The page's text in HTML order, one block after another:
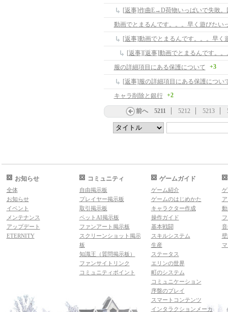
[返事]作曲E→D荷物いっぱいで失敗。
動画でとまるんです。。。早く遊びたい
[返事]動画でとまるんです。。。早く
服の詳細項目にある保護について +3
[返事]服の詳細項目にある保護につい
キャラ削除と銀行
+2
前へ 5211 5212 5213
お知らせ
全体
お知らせ
イベント
メンテナンス
アップデート
ETERNITY
コミュニティ
自由掲示板
プレイヤー掲示板
取引掲示板
ペットAI掲示板
ファンアート掲示板
スクリーンショット掲示
板
知識王（質問掲示板）
ファンサイトリンク
コミュニティポイント
ゲームガイド
ゲーム紹介
ゲームのはじめかた
キャラクター作成
操作ガイド
基本戦闘
スキルシステム
生産
ステータス
エリンの世界
町のシステム
コミュニケーション
序盤のプレイ
スマートコンテンツ
インタラクションメーカ